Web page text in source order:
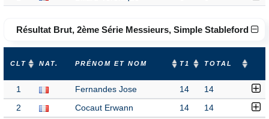
Résultat Brut, 2ème Série Messieurs, Simple Stableford
CLT NAT. PRÉNOM ET NOM T1 TOTAL
1 Fernandes Jose 14 14
2 Cocaut Erwann 14 14